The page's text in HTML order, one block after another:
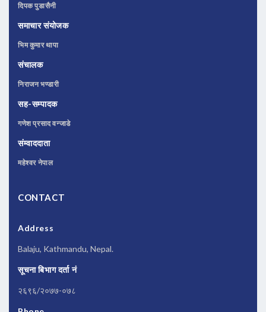
दिपक पुडासैनी
समाचार संयोजक
भिम कुमार थापा
संचालक
निराजन भण्डारी
सह-सम्पादक
गणेश प्रसाद वन्जाडे
संम्वाददाता
महेश्वर नेपाल
CONTACT
Address
Balaju, Kathmandu, Nepal.
सूचना बिभाग दर्ता नं
२६९६/२०७७-०७८